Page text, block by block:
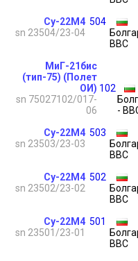
Су-22М4
sn 23504/23-04
504
ВВС
МиГ-21бис
(тип-75) (Полет
ОИ)
sn 75027102/017-
06
102
-
Су-22М4
sn 23503/23-03
503
ВВС
Су-22М4
sn 23502/23-02
502
ВВС
Су-22М4
sn 23501/23-01
501
ВВС